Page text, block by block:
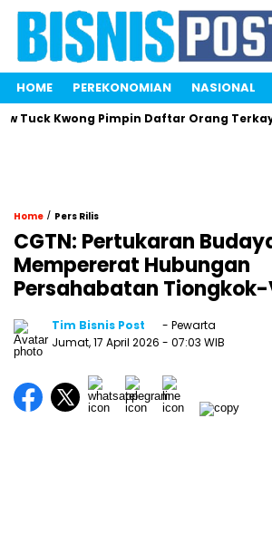
HOME PEREKONOMIAN NASIONAL
Tuck Kwong Pimpin Daftar Orang
Home / Pers Rilis
CGTN: Pertukaran
Mempererat Hubungan
Persahabatan
Tim Bisnis Post
- Pewarta
Jumat, 17 April 2026 - 07:03 WIB